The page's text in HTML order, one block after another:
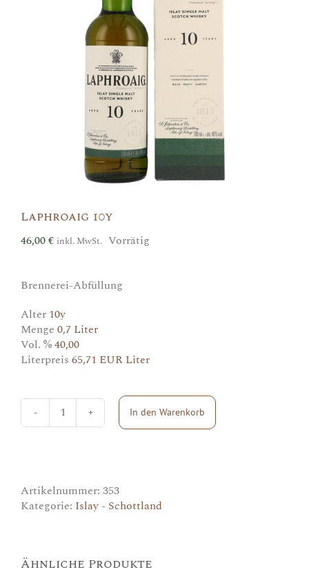
Laphroaig 10y
46,00€ inkl. MwSt. Vorrätig
Brennerei-Abfüllung
Alter 10y
Menge 0,7 Liter
Vol. %40,00
Literpreis 65,71 EUR Liter
Laphroaig
10y
In den Warenkorb
Artikelnummer: 353
Kategorie: Islay - Schottland
Ähnliche Produkte